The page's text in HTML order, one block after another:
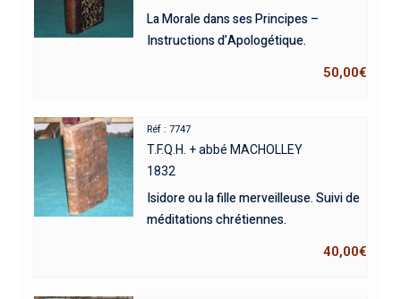
La Morale dans ses Principes –
Instructions d’Apologétique.
50,00€
Réf : 7747
T.F.Q.H. + abbé MACHOLLEY
1832
Isidore ou la fille merveilleuse. Suivi de
méditations chrétiennes.
40,00€